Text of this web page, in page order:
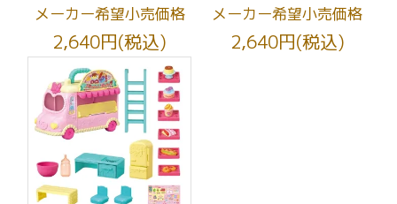
メーカー希望小売価格
2,640円(税込)
メーカー希望小売価格
2,640円(税込)